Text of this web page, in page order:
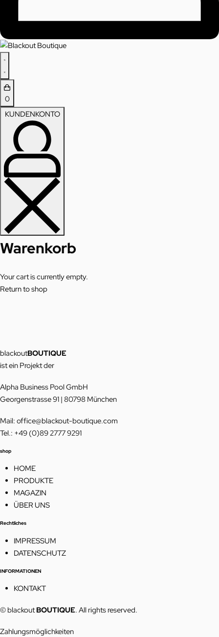
0
KUNDENKONTO
Warenkorb
Your cart is currently empty.
Return to shop
blackoutBOUTIQUE
ist ein Projekt der
Alpha Business Pool GmbH
Georgenstrasse 91 | 80798 München
Mail: office@blackout-boutique.com
Tel.: +49 (0)89 2777 9291
shop
HOME
PRODUKTE
MAGAZIN
ÜBER UNS
Rechtliches
IMPRESSUM
DATENSCHUTZ
INFORMATIONEN
KONTAKT
© blackoutBOUTIQUE. All rights reserved.
Zahlungsmöglichkeiten